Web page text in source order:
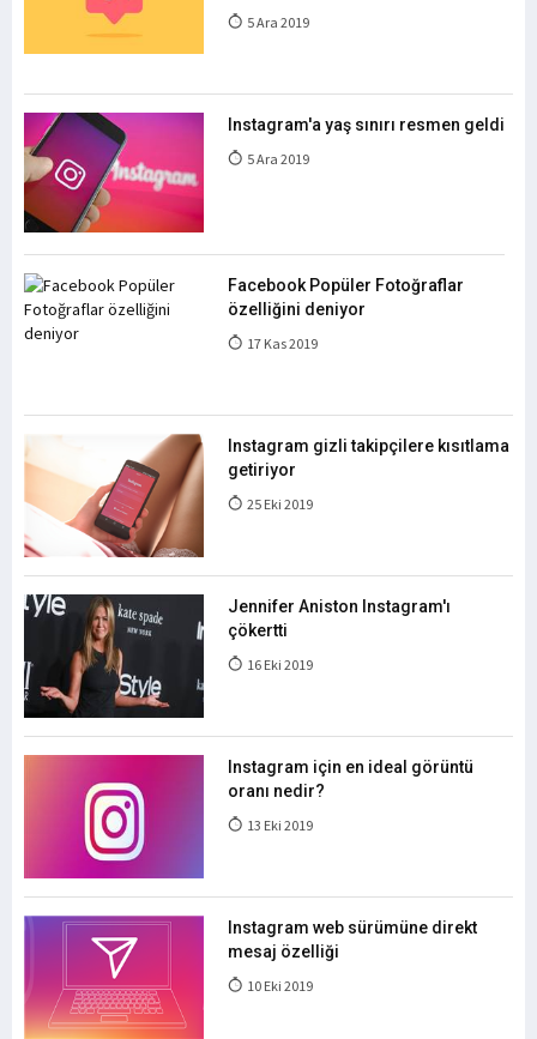
5 Ara 2019
Instagram'a yaş sınırı resmen geldi
5 Ara 2019
Facebook Popüler Fotoğraflar
özelliğini deniyor
17 Kas 2019
Instagram gizli takipçilere kısıtlama
getiriyor
25 Eki 2019
Jennifer Aniston Instagram'ı
çökertti
16 Eki 2019
Instagram için en ideal görüntü
oranı nedir?
13 Eki 2019
Instagram web sürümüne direkt
mesaj özelliği
10 Eki 2019